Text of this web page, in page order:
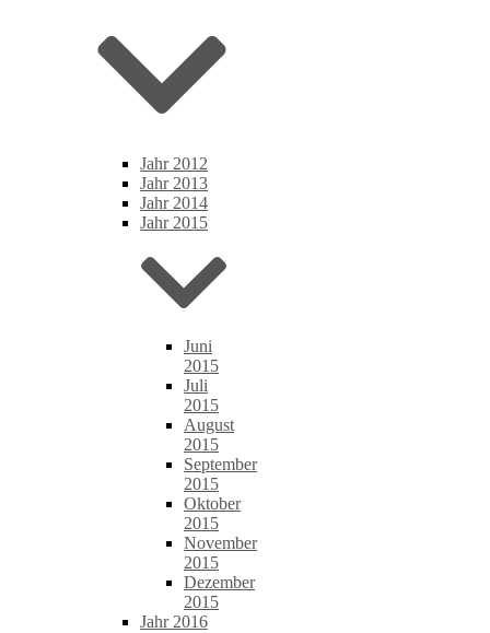
Jahr 2012
Jahr 2013
Jahr 2014
Jahr 2015
Juni
2015
Juli
2015
August
2015
September
2015
Oktober
2015
November
2015
Dezember
2015
Jahr 2016